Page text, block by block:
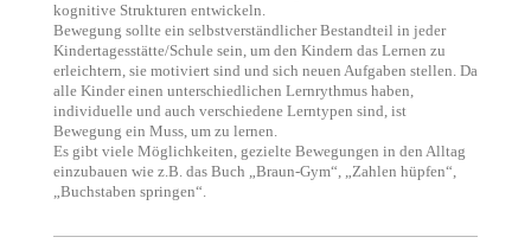
kognitive Strukturen entwickeln.
Bewegung sollte ein selbstverständlicher Bestandteil in jeder
Kindertagesstätte/Schule sein, um den Kindern das Lernen zu
erleichtern, sie motiviert sind und sich neuen Aufgaben stellen. Da
alle Kinder einen unterschiedlichen Lernrythmus haben,
individuelle und auch verschiedene Lerntypen sind, ist
Bewegung ein Muss, um zu lernen.
Es gibt viele Möglichkeiten, gezielte Bewegungen in den Alltag
einzubauen wie z.B. das Buch „Braun-Gym“, „Zahlen hüpfen“,
„Buchstaben springen“.